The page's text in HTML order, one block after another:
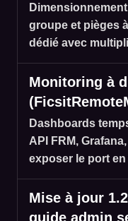
groupe et pièges
dédié avec
Monitoring à
Dashboards
API FRM,
exposer le port
Mise à jour
guide admin